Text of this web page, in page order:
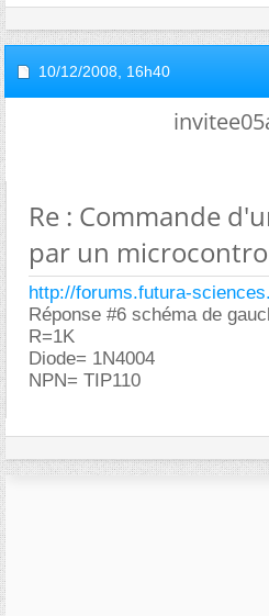
10/12/2008, 16h40
Re : Commande
par un
http://forums.futura-
Réponse #6 schéma de
R=1K
Diode= 1N4004
NPN= TIP110